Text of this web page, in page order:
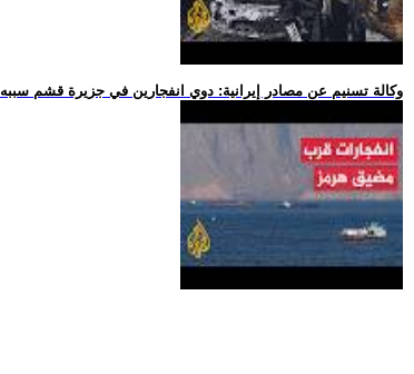
.. وكالة تسنيم عن مصادر إيرانية: دوي انفجارين في جزيرة قشم سببه